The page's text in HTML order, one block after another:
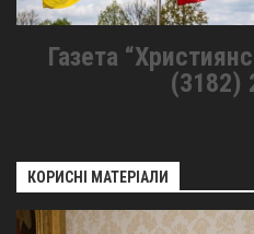
Газета
(3182)
КОРИСНІ МАТЕРІАЛИ